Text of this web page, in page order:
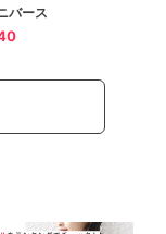
バース